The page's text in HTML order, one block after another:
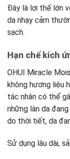
Đây là lợi thế lớn
da nhạy cảm
sạch.
Hạn chế kích
OHUI Miracle
không hương liệu
tác nhân có thể
những làn da
do thời tiết, da
Sử dụng lâu dài,